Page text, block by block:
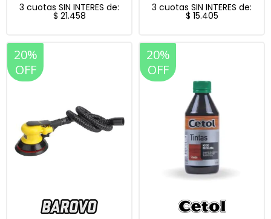
3 cuotas SIN INTERES de:
$ 21.458
3 cuotas SIN INTERES de:
$ 15.405
20%
OFF
20%
OFF